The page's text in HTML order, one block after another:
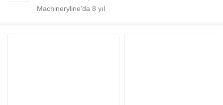
Machineryline'da 8 yıl